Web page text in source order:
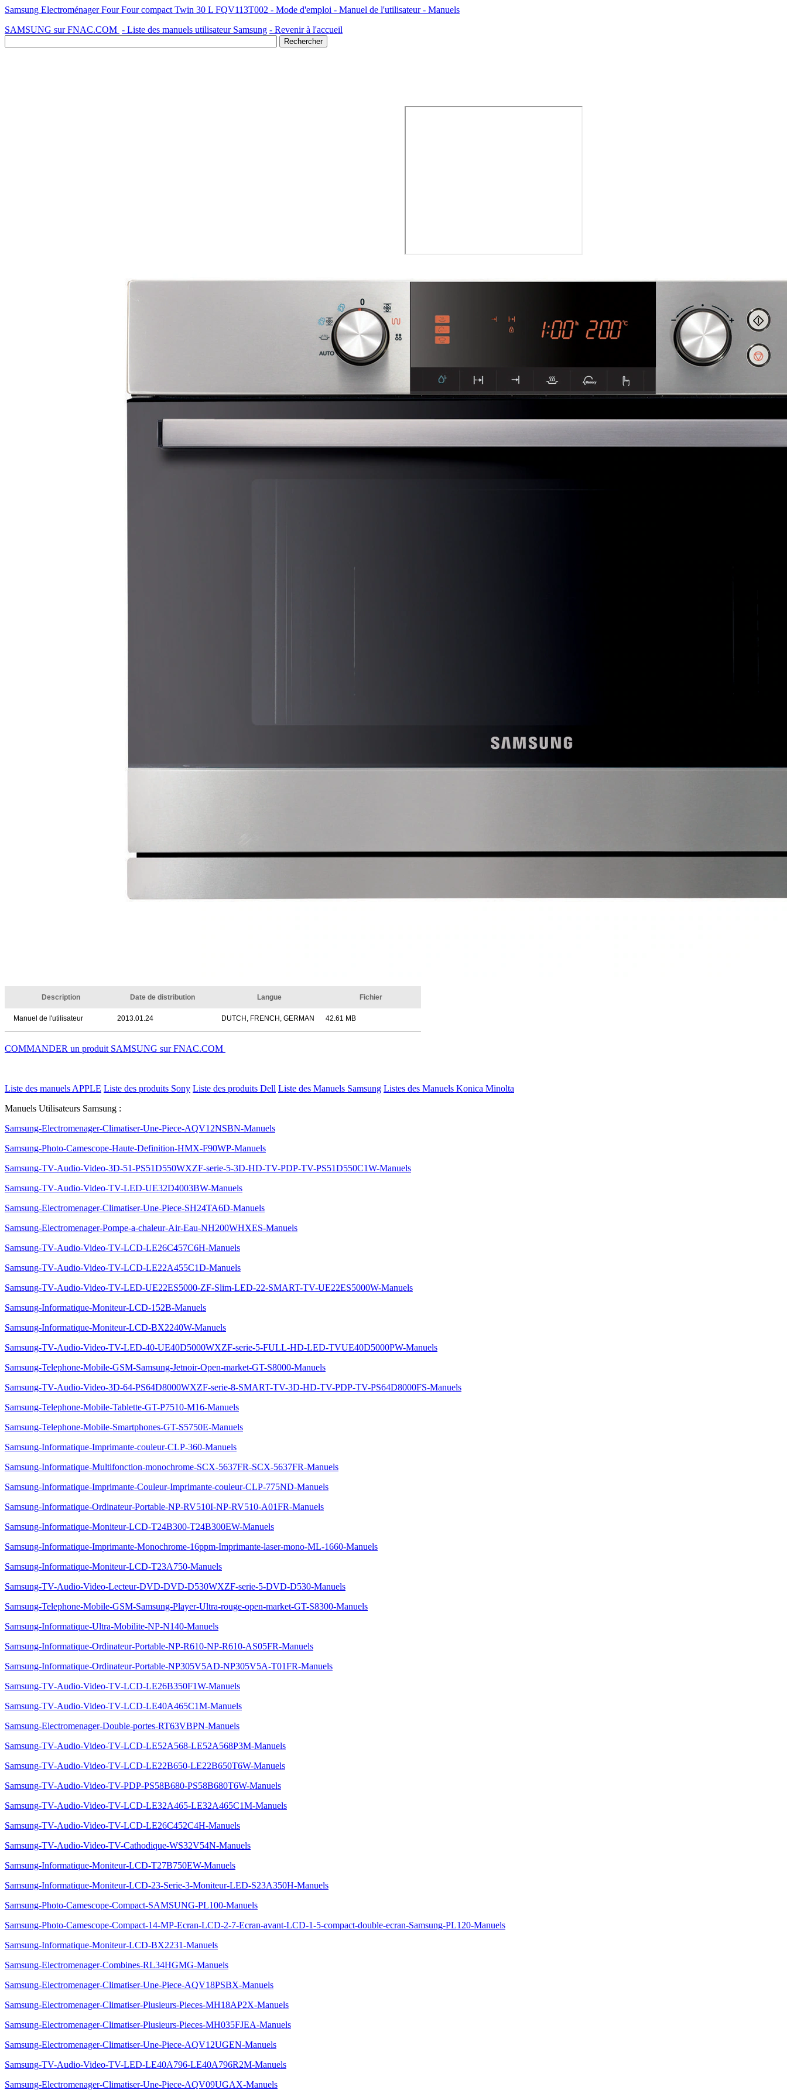
Samsung Electroménager Four Four compact Twin 30 L FQV113T002 - Mode d'emploi - Manuel de l'utilisateur - Manuels
SAMSUNG sur FNAC.COM - Liste des manuels utilisateur Samsung - Revenir à l'accueil
Description Date de distribution Langue Fichier
Manuel de l'utilisateur 2013.01.24 DUTCH, FRENCH, GERMAN 42.61 MB
COMMANDER un produit SAMSUNG sur FNAC.COM
Liste des manuels APPLE Liste des produits Sony Liste des produits Dell Liste des Manuels Samsung Listes des Manuels Konica Minolta
Manuels Utilisateurs Samsung :
Samsung-Electromenager-Climatiser-Une-Piece-AQV12NSBN-Manuels
Samsung-Photo-Camescope-Haute-Definition-HMX-F90WP-Manuels
Samsung-TV-Audio-Video-3D-51-PS51D550WXZF-serie-5-3D-HD-TV-PDP-TV-PS51D550C1W-Manuels
Samsung-TV-Audio-Video-TV-LED-UE32D4003BW-Manuels
Samsung-Electromenager-Climatiser-Une-Piece-SH24TA6D-Manuels
Samsung-Electromenager-Pompe-a-chaleur-Air-Eau-NH200WHXES-Manuels
Samsung-TV-Audio-Video-TV-LCD-LE26C457C6H-Manuels
Samsung-TV-Audio-Video-TV-LCD-LE22A455C1D-Manuels
Samsung-TV-Audio-Video-TV-LED-UE22ES5000-ZF-Slim-LED-22-SMART-TV-UE22ES5000W-Manuels
Samsung-Informatique-Moniteur-LCD-152B-Manuels
Samsung-Informatique-Moniteur-LCD-BX2240W-Manuels
Samsung-TV-Audio-Video-TV-LED-40-UE40D5000WXZF-serie-5-FULL-HD-LED-TVUE40D5000PW-Manuels
Samsung-Telephone-Mobile-GSM-Samsung-Jetnoir-Open-market-GT-S8000-Manuels
Samsung-TV-Audio-Video-3D-64-PS64D8000WXZF-serie-8-SMART-TV-3D-HD-TV-PDP-TV-PS64D8000FS-Manuels
Samsung-Telephone-Mobile-Tablette-GT-P7510-M16-Manuels
Samsung-Telephone-Mobile-Smartphones-GT-S5750E-Manuels
Samsung-Informatique-Imprimante-couleur-CLP-360-Manuels
Samsung-Informatique-Multifonction-monochrome-SCX-5637FR-SCX-5637FR-Manuels
Samsung-Informatique-Imprimante-Couleur-Imprimante-couleur-CLP-775ND-Manuels
Samsung-Informatique-Ordinateur-Portable-NP-RV510I-NP-RV510-A01FR-Manuels
Samsung-Informatique-Moniteur-LCD-T24B300-T24B300EW-Manuels
Samsung-Informatique-Imprimante-Monochrome-16ppm-Imprimante-laser-mono-ML-1660-Manuels
Samsung-Informatique-Moniteur-LCD-T23A750-Manuels
Samsung-TV-Audio-Video-Lecteur-DVD-DVD-D530WXZF-serie-5-DVD-D530-Manuels
Samsung-Telephone-Mobile-GSM-Samsung-Player-Ultra-rouge-open-market-GT-S8300-Manuels
Samsung-Informatique-Ultra-Mobilite-NP-N140-Manuels
Samsung-Informatique-Ordinateur-Portable-NP-R610-NP-R610-AS05FR-Manuels
Samsung-Informatique-Ordinateur-Portable-NP305V5AD-NP305V5A-T01FR-Manuels
Samsung-TV-Audio-Video-TV-LCD-LE26B350F1W-Manuels
Samsung-TV-Audio-Video-TV-LCD-LE40A465C1M-Manuels
Samsung-Electromenager-Double-portes-RT63VBPN-Manuels
Samsung-TV-Audio-Video-TV-LCD-LE52A568-LE52A568P3M-Manuels
Samsung-TV-Audio-Video-TV-LCD-LE22B650-LE22B650T6W-Manuels
Samsung-TV-Audio-Video-TV-PDP-PS58B680-PS58B680T6W-Manuels
Samsung-TV-Audio-Video-TV-LCD-LE32A465-LE32A465C1M-Manuels
Samsung-TV-Audio-Video-TV-LCD-LE26C452C4H-Manuels
Samsung-TV-Audio-Video-TV-Cathodique-WS32V54N-Manuels
Samsung-Informatique-Moniteur-LCD-T27B750EW-Manuels
Samsung-Informatique-Moniteur-LCD-23-Serie-3-Moniteur-LED-S23A350H-Manuels
Samsung-Photo-Camescope-Compact-SAMSUNG-PL100-Manuels
Samsung-Photo-Camescope-Compact-14-MP-Ecran-LCD-2-7-Ecran-avant-LCD-1-5-compact-double-ecran-Samsung-PL120-Manuels
Samsung-Informatique-Moniteur-LCD-BX2231-Manuels
Samsung-Electromenager-Combines-RL34HGMG-Manuels
Samsung-Electromenager-Climatiser-Une-Piece-AQV18PSBX-Manuels
Samsung-Electromenager-Climatiser-Plusieurs-Pieces-MH18AP2X-Manuels
Samsung-Electromenager-Climatiser-Plusieurs-Pieces-MH035FJEA-Manuels
Samsung-Electromenager-Climatiser-Une-Piece-AQV12UGEN-Manuels
Samsung-TV-Audio-Video-TV-LED-LE40A796-LE40A796R2M-Manuels
Samsung-Electromenager-Climatiser-Une-Piece-AQV09UGAX-Manuels